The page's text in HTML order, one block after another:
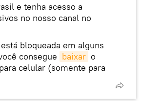
e tenha acesso a
no nosso canal no
bloqueada em alguns
consegue baixar o
celular (somente para